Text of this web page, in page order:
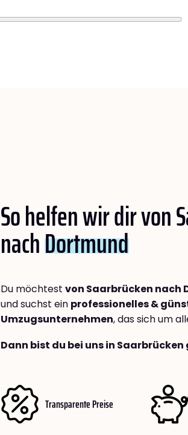
So helfen wir dir von
nachDortmund
Du möchtest von Saarbrücken nach
und suchst ein professionelles &
Umzugsunternehmen, das sich um
Dann bist du bei uns in
Transparente Preise